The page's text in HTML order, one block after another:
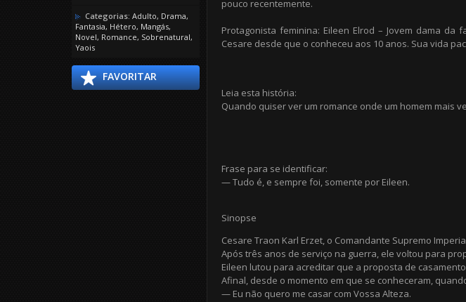
Categorias: Adulto, Drama,
Fantasia, Hétero, Mangás,
Novel, Romance, Sobrenatural,
Yaois
FAVORITAR
pouco recentemente.
Protagonista feminina: Eileen Elrod – Jovem dama
Cesare desde que o conheceu aos 10 anos. Sua vida
Leia esta história:
Quando quiser ver um romance onde um homem mais
Frase para se identificar:
— Tudo é, e sempre foi, somente por Eileen.
Sinopse
Cesare Traon Karl Erzet, o Comandante Supremo
Após três anos de serviço na guerra, ele voltou para
Eileen lutou para acreditar que a proposta de
Afinal, desde o momento em que se conheceram,
— Eu não quero me casar com Vossa Alteza.